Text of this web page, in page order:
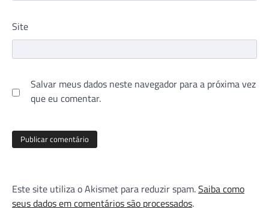
Site
Salvar meus dados neste navegador para a próxima vez
que eu comentar.
Este site utiliza o Akismet para reduzir spam.Saiba como
seus dados em comentários são processados.